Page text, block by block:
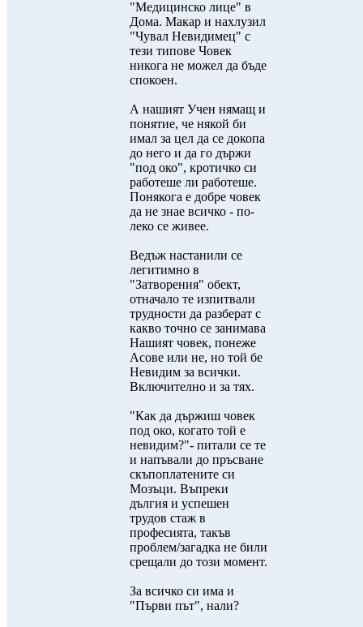
"Медицинско лице" в
Дома. Макар и нахлузил
"Чувал Невидимец" с
тези типове Човек
никога не можел да бъде
спокоен.
А нашият Учен нямащ и
понятие, че някой би
имал за цел да се докопа
до него и да го държи
"под око", кротичко си
работеше ли работеше.
Понякога е добре човек
да не знае всичко - по-
леко се живее.
Ведъж настанили се
легитимно в
"Затворения" обект,
отначало те изпитвали
трудности да разберат с
какво точно се занимава
Нашият човек, понеже
Асове или не, но той бе
Невидим за всички.
Включително и за тях.
"Как да държиш човек
под око, когато той е
невидим?"- питали се те
и напъвали до пръсване
скъпоплатените си
Мозъци. Въпреки
дългия и успешен
трудов стаж в
професията, такъв
проблем/загадка не били
срещали до този момент.
За всичко си има и
"Първи път", нали?